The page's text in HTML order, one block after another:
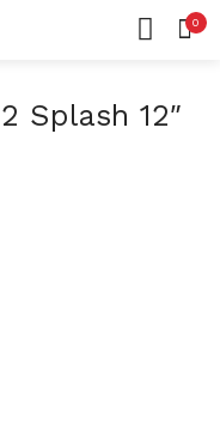
0
CONTA
Splash 12″